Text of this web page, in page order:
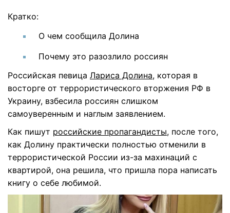
Кратко:
О чем сообщила Долина
Почему это разозлило россиян
Российская певица Лариса Долина, которая в
восторге от террористического вторжения РФ в
Украину, взбесила россиян слишком
самоуверенным и наглым заявлением.
Как пишут российские пропагандисты, после того,
как Долину практически полностью отменили в
террористической России из-за махинаций с
квартирой, она решила, что пришла пора написать
книгу о себе любимой.